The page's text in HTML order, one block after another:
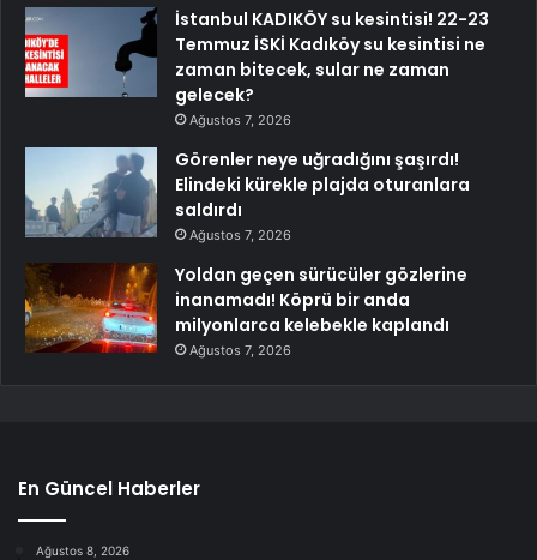
İstanbul KADIKÖY su kesintisi! 22-23
Temmuz İSKİ Kadıköy su kesintisi ne
zaman bitecek, sular ne zaman
gelecek?
Ağustos 7, 2026
Görenler neye uğradığını şaşırdı!
Elindeki kürekle plajda oturanlara
saldırdı
Ağustos 7, 2026
Yoldan geçen sürücüler gözlerine
inanamadı! Köprü bir anda
milyonlarca kelebekle kaplandı
Ağustos 7, 2026
En Güncel Haberler
Ağustos 8, 2026